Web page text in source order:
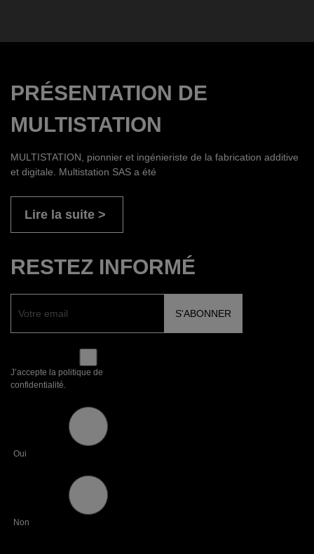
PRÉSENTATION DE
MULTISTATION
MULTISTATION, pionnier et ingénieriste de la fabrication additive
et digitale. Multistation SAS a été
Lire la suite
RESTEZ INFORMÉ
J’accepte la politique de
confidentialité.
Oui
Non